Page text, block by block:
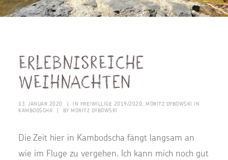
Erlebnisreiche
Weihnachten
13. JANUAR 2020 IN FREIWILLIGE 2019/2020 , MORITZ DYBOWSKI IN
KAMBODSCHA
BY MORITZ DYBOWSKI
Die Zeit hier in Kambodscha fängt langsam an
wie im Fluge zu vergehen. Ich kann mich noch gut